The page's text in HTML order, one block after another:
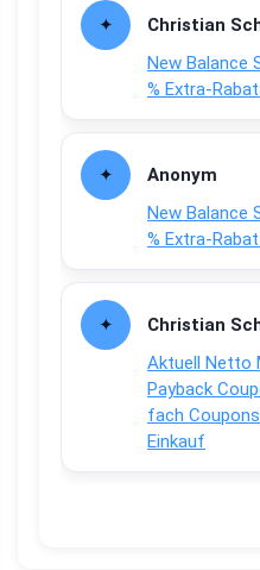
Christian
New Balance
% Extra-
Anonym
New Balance
% Extra-
Christian
Aktuell Netto
Payback
fach
Einkauf